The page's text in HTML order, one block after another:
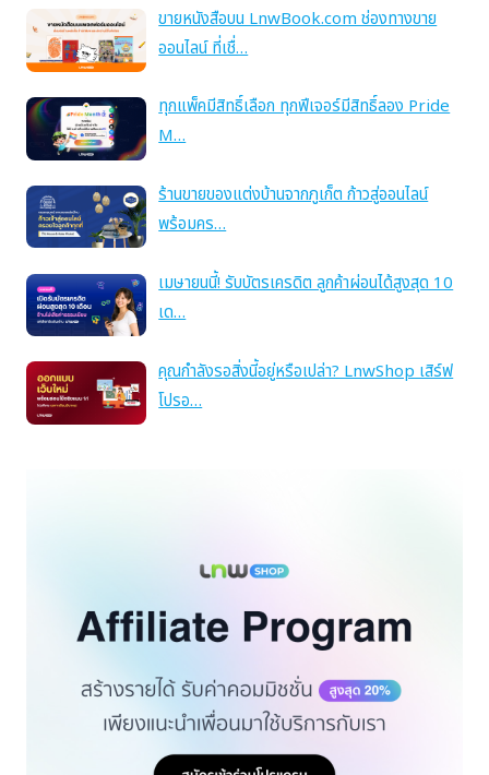
ขายหนังสือบน LnwBook.com ช่องทางขาย
ออนไลน์ ที่เชื่…
ทุกแพ็คมีสิทธิ์เลือก ทุกฟีเจอร์มีสิทธิ์ลอง Pride
M…
ร้านขายของแต่งบ้านจากภูเก็ต ก้าวสู่ออนไลน์
พร้อมคร…
เมษายนนี้! รับบัตรเครดิต ลูกค้าผ่อนได้สูงสุด 10
เด…
คุณกำลังรอสิ่งนี้อยู่หรือเปล่า? LnwShop เสิร์ฟ
โปรอ…